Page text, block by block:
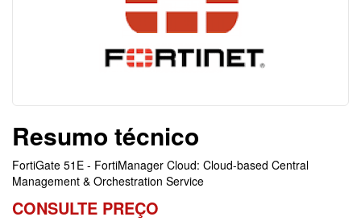
Resumo técnico
FortiGate 51E - FortiManager Cloud: Cloud-based Central
Management & Orchestration Service
CONSULTE PREÇO